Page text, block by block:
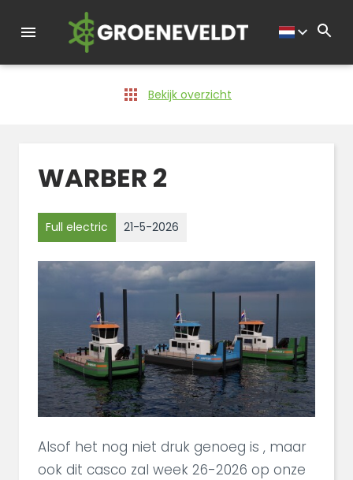
Bekijk overzicht
WARBER 2
Full electric 21-5-2026
Alsof het nog niet druk genoeg is , maar
ook dit casco zal week 26-2026 op onze